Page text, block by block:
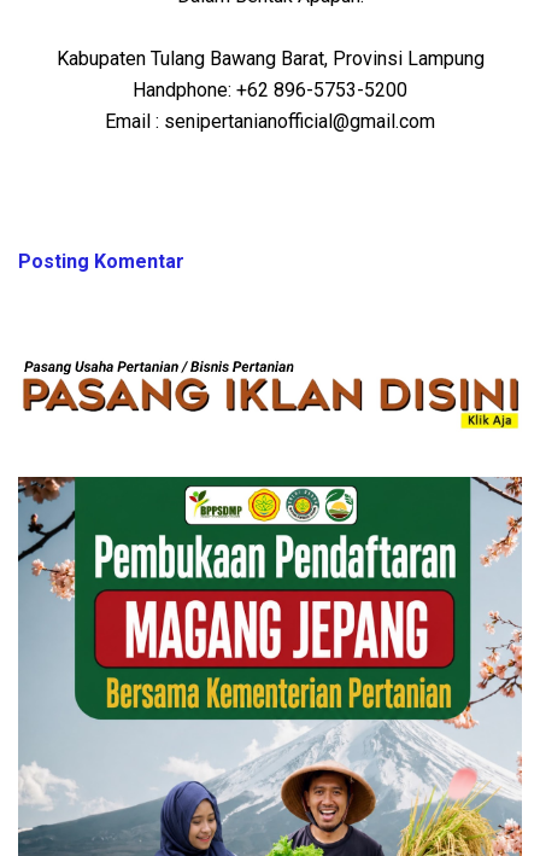
Kabupaten Tulang Bawang Barat, Provinsi Lampung
Handphone: +62 896-5753-5200
Email : senipertanianofficial@gmail.com
Posting Komentar